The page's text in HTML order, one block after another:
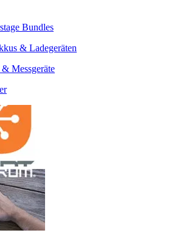
Bundles
& Ladegeräten
Messgeräte